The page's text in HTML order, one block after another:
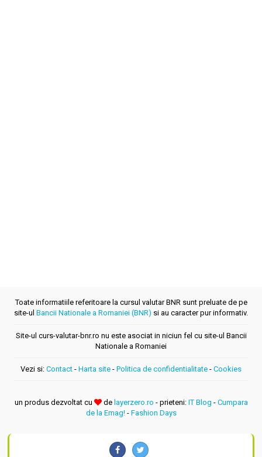
Toate informatiile referitoare la cursul valutar BNR sunt preluate de pe
site-ul Bancii Nationale a Romaniei (BNR) si au caracter pur informativ.
Site-ul curs-valutar-bnr.ro nu este asociat in niciun fel cu site-ul Bancii
Nationale a Romaniei
Vezi si: Contact - Harta site - Politica de confidentialitate - Cookies
un produs dezvoltat cu de layerzero.ro - prieteni: IT Blog - Cumpara
de la Emag!- Fashion Days